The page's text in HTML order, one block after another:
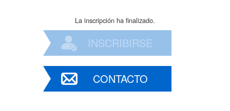
La inscripción ha finalizado.
INSCRIBIRSE
CONTACTO